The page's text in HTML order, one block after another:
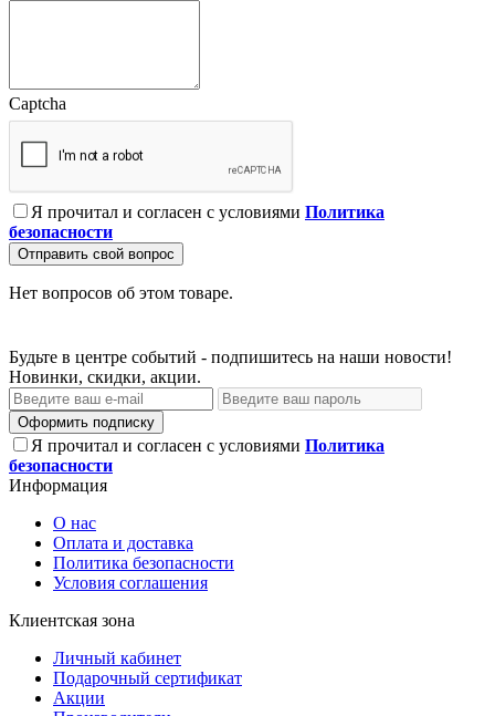
Captcha
Я прочитал и согласен с условиями Политика
безопасности
Отправить свой вопрос
Нет вопросов об этом товаре.
Будьте в центре событий - подпишитесь на наши новости!
Новинки, скидки, акции.
Оформить подписку
Я прочитал и согласен с условиями Политика
безопасности
Информация
О нас
Оплата и доставка
Политика безопасности
Условия соглашения
Клиентская зона
Личный кабинет
Подарочный сертификат
Акции